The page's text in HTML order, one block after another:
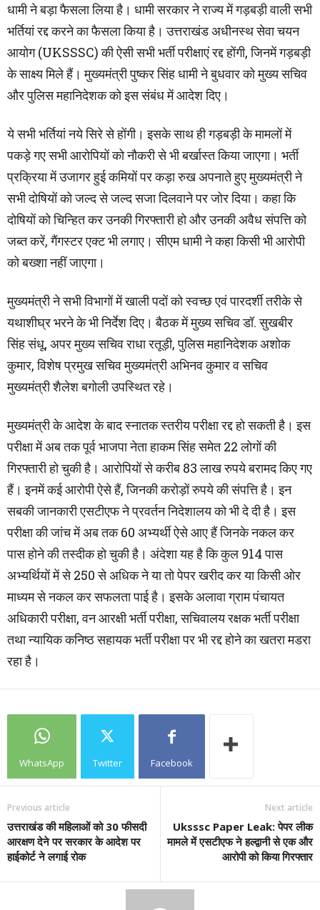
धामी ने बड़ा फैसला लिया है। धामी सरकार ने राज्य में गड़बड़ी वाली सभी
भर्तियां रद्द करने का फैसला किया है। उत्तराखंड अधीनस्थ सेवा चयन
आयोग (UKSSSC) की ऐसी सभी भर्ती परीक्षाएं रद्द होंगी, जिनमें गड़बड़ी
के साक्ष्य मिले हैं। मुख्यमंत्री पुष्कर सिंह धामी ने बुधवार को मुख्य सचिव
और पुलिस महानिदेशक को इस संबंध में आदेश दिए।
ये सभी भर्तियां नये सिरे से होंगी। इसके साथ ही गड़बड़ी के मामलों में
पकड़े गए सभी आरोपियों को नौकरी से भी बर्खास्त किया जाएगा। भर्ती
प्रक्रिया में उजागर हुई कमियों पर कड़ा रुख अपनाते हुए मुख्यमंत्री ने
सभी दोषियों को जल्द से जल्द सजा दिलवाने पर जोर दिया। कहा कि
दोषियों को चिन्हित कर उनकी गिरफ्तारी हो और उनकी अवैध संपत्ति को
जब्त करें, गैंगस्टर एक्ट भी लगाए। सीएम धामी ने कहा किसी भी आरोपी
को बख्शा नहीं जाएगा।
मुख्यमंत्री ने सभी विभागों में खाली पदों को स्वच्छ एवं पारदर्शी तरीके से
यथाशीघ्र भरने के भी निर्देश दिए। बैठक में मुख्य सचिव डॉ. सुखबीर
सिंह संधू, अपर मुख्य सचिव राधा रतूड़ी, पुलिस महानिदेशक अशोक
कुमार, विशेष प्रमुख सचिव मुख्यमंत्री अभिनव कुमार व सचिव
मुख्यमंत्री शैलेश बगोली उपस्थित रहे।
मुख्यमंत्री के आदेश के बाद स्नातक स्तरीय परीक्षा रद्द हो सकती है। इस
परीक्षा में अब तक पूर्व भाजपा नेता हाकम सिंह समेत 22 लोगों की
गिरफ्तारी हो चुकी है। आरोपियों से करीब 83 लाख रुपये बरामद किए गए
हैं। इनमें कई आरोपी ऐसे हैं, जिनकी करोड़ों रुपये की संपत्ति है। इन
सबकी जानकारी एसटीएफ ने प्रवर्तन निदेशालय को भी दे दी है। इस
परीक्षा की जांच में अब तक 60 अभ्यर्थी ऐसे आए हैं जिनके नकल कर
पास होने की तस्दीक हो चुकी है। अंदेशा यह है कि कुल 914 पास
अभ्यर्थियों में से 250 से अधिक ने या तो पेपर खरीद कर या किसी ओर
माध्यम से नकल कर सफलता पाई है। इसके अलावा ग्राम पंचायत
अधिकारी परीक्षा, वन आरक्षी भर्ती परीक्षा, सचिवालय रक्षक भर्ती परीक्षा
तथा न्यायिक कनिष्ठ सहायक भर्ती परीक्षा पर भी रद्द होने का खतरा मडरा
रहा है।
WhatsApp Twitter Facebook
Previous article
उत्तराखंड की महिलाओं को 30 फीसदी
आरक्षण देने पर सरकार के आदेश पर
हाईकोर्ट ने लगाई रोक
Next article
Uksssc Paper Leak: पेपर लीक
मामले में एसटीएफ ने हल्द्वानी से एक और
आरोपी को किया गिरफ्तार